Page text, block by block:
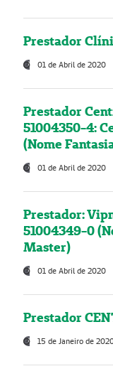
Prestador
01 de Abril de 2020
Prestador
51004350-4:
(Nome
01 de Abril de 2020
Prestador:
51004349-0
Master)
01 de Abril de 2020
Prestador
15 de Janeiro de